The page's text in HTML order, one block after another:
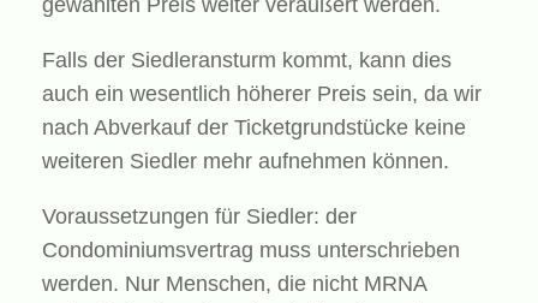
Falls der Siedleransturm kommt, kann dies
auch ein wesentlich höherer Preis sein, da wir
nach Abverkauf der Ticketgrundstücke keine
weiteren Siedler mehr aufnehmen können.
Voraussetzungen für Siedler: der
Condominiumsvertrag muss unterschrieben
werden. Nur Menschen, die nicht MRNA